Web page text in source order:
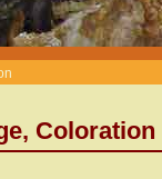
Coloration